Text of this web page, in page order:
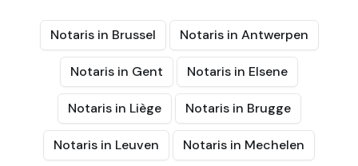
Notaris in Brussel Notaris in Antwerpen
Notaris in Gent Notaris in Elsene
Notaris in Liège Notaris in Brugge
Notaris in Leuven Notaris in Mechelen